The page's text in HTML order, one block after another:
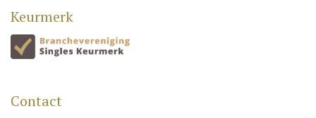
Keurmerk
Contact